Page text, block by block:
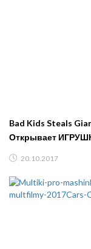
Bad Kids Steals
Открывает
20.10.2017